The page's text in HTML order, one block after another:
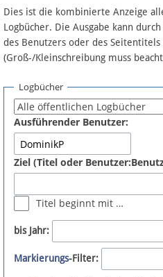
Artikel nach Kategorien
FAQ
Fördermitglied werden
Fehler melden
Newsletter
Bluesky
Dies ist die kombinierte Anzeige
Logbücher. Die Ausgabe kann
des Benutzers oder des
(Groß-/Kleinschreibung muss
Logbücher
Ausführender Benutzer:
Ziel (Titel oder
Titel beginnt mit …
bis Jahr:
Markierungs-Filter: